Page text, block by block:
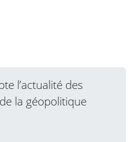
l’actualité des
la géopolitique